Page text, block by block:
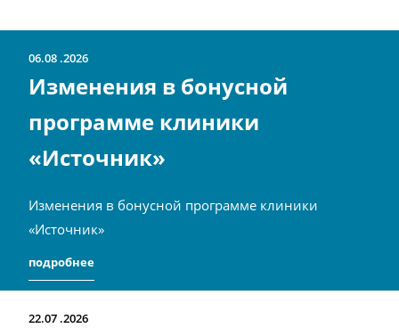
06.08 2026
Изменения в бонусной
программе клиники
«Источник»
Изменения в бонусной программе клиники
«Источник»
подробнее
22.07 2026